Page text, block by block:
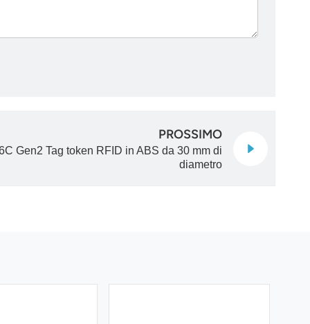
PROSSIMO
Gen2 Tag token RFID in ABS da 30 mm di
diametro